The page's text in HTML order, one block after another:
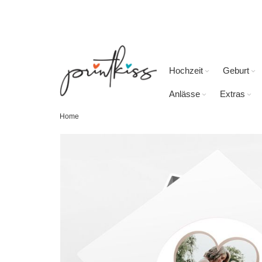
Hochzeit Geburt
Anlässe Extras
Home